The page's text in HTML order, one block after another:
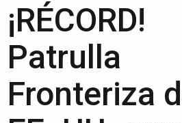
¡RÉCORD!
Patrulla
Fronteriza